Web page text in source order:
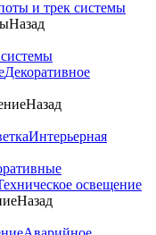
и трек системы
Назад
Декоративное
Назад
Интерьерная
освещение
Назад